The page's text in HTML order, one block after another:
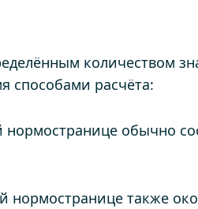
количеством
способами расчёта:
обычно
нормостранице также